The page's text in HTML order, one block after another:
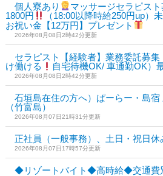
個人寮あり
マッサージセラピス
1800円
（18:00以降時給250円up）
お祝い金【12万円】プレゼント
2026年08月08日2時42分更新
セラピスト【経験者】業務委託募
け働ける
自宅待機OK/ 車通勤OK）
2026年08月08日2時42分更新
石垣島在住の方へ）ぱーらー・島
（竹富島）
2026年08月07日21時31分更新
正社員（一般事務）、土日・祝日休
2026年08月07日17時57分更新
◆リゾートバイト◆高時給◆交通